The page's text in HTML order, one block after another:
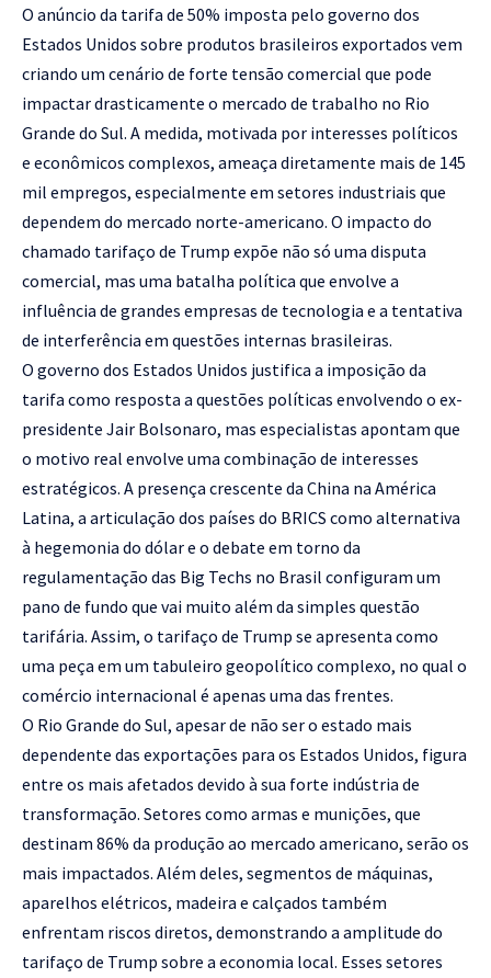
O anúncio da tarifa de 50% imposta pelo governo dos
Estados Unidos sobre produtos brasileiros exportados vem
criando um cenário de forte tensão comercial que pode
impactar drasticamente o mercado de trabalho no Rio
Grande do Sul. A medida, motivada por interesses políticos
e econômicos complexos, ameaça diretamente mais de 145
mil empregos, especialmente em setores industriais que
dependem do mercado norte-americano. O impacto do
chamado tarifaço de Trump expõe não só uma disputa
comercial, mas uma batalha política que envolve a
influência de grandes empresas de tecnologia e a tentativa
de interferência em questões internas brasileiras.
O governo dos Estados Unidos justifica a imposição da
tarifa como resposta a questões políticas envolvendo o ex-
presidente Jair Bolsonaro, mas especialistas apontam que
o motivo real envolve uma combinação de interesses
estratégicos. A presença crescente da China na América
Latina, a articulação dos países do BRICS como alternativa
à hegemonia do dólar e o debate em torno da
regulamentação das Big Techs no Brasil configuram um
pano de fundo que vai muito além da simples questão
tarifária. Assim, o tarifaço de Trump se apresenta como
uma peça em um tabuleiro geopolítico complexo, no qual o
comércio internacional é apenas uma das frentes.
O Rio Grande do Sul, apesar de não ser o estado mais
dependente das exportações para os Estados Unidos, figura
entre os mais afetados devido à sua forte indústria de
transformação. Setores como armas e munições, que
destinam 86% da produção ao mercado americano, serão os
mais impactados. Além deles, segmentos de máquinas,
aparelhos elétricos, madeira e calçados também
enfrentam riscos diretos, demonstrando a amplitude do
tarifaço de Trump sobre a economia local. Esses setores